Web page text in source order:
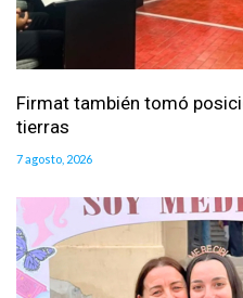
Firmat también tomó
tierras
7 agosto, 2026